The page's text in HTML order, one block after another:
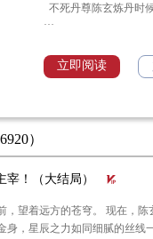
不死丹尊陈玄炼丹时
修炼？随意炼制双倍
立即阅读
）
宰！（大结局）
和重塑。 深吸一口气，陈玄凝聚起身上的星辰之力，他的
身，星辰之力如同细腻的丝